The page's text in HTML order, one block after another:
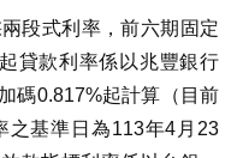
段式利率，前六期固定
貸款利率係以兆豐銀行
碼0.817%起計算（目前
之基準日為113年4月23